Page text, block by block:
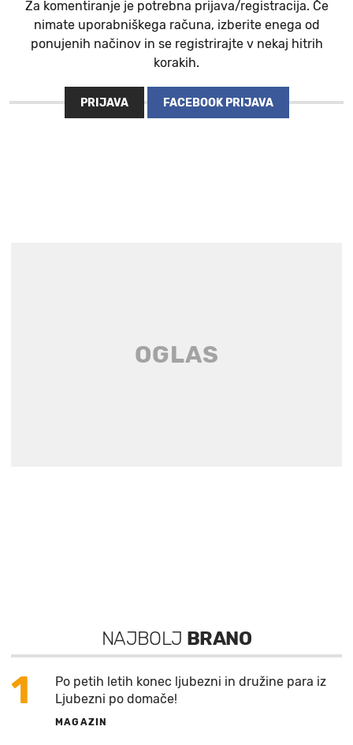
Za komentiranje je potrebna prijava/registracija. Če
nimate uporabniškega računa, izberite enega od
ponujenih načinov in se registrirajte v nekaj hitrih
korakih.
PRIJAVA FACEBOOK PRIJAVA
NAJBOLJ BRANO
1
Po petih letih konec ljubezni in družine para iz
Ljubezni po domače!
MAGAZIN